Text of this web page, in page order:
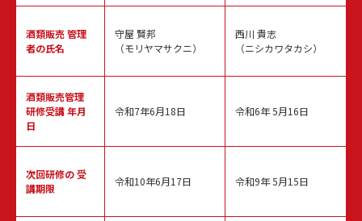
酒類販売管理
者の氏名
酒類販売管理
研修受講 年月
日
次回研修の受
講期限
守屋 賢邦
（モリヤマサクニ）
令和7年6月18日
令和10年6月17日
西川 貴志
（ニシカワタカシ）
令和6年 5月16日
令和9年 5月15日